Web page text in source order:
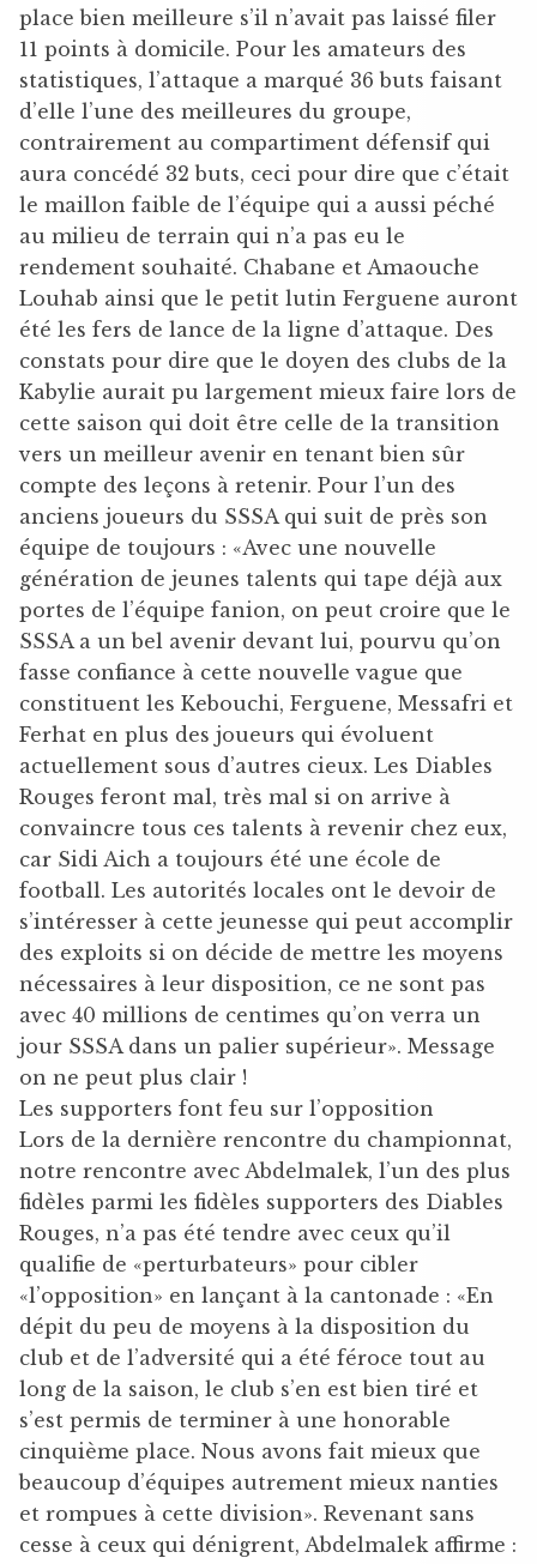
place bien meilleure s’il n’avait pas laissé filer
11 points à domicile. Pour les amateurs des
statistiques, l’attaque a marqué 36 buts faisant
d’elle l’une des meilleures du groupe,
contrairement au compartiment défensif qui
aura concédé 32 buts, ceci pour dire que c’était
le maillon faible de l’équipe qui a aussi péché
au milieu de terrain qui n’a pas eu le
rendement souhaité. Chabane et Amaouche
Louhab ainsi que le petit lutin Ferguene auront
été les fers de lance de la ligne d’attaque. Des
constats pour dire que le doyen des clubs de la
Kabylie aurait pu largement mieux faire lors de
cette saison qui doit être celle de la transition
vers un meilleur avenir en tenant bien sûr
compte des leçons à retenir. Pour l’un des
anciens joueurs du SSSA qui suit de près son
équipe de toujours : «Avec une nouvelle
génération de jeunes talents qui tape déjà aux
portes de l’équipe fanion, on peut croire que le
SSSA a un bel avenir devant lui, pourvu qu’on
fasse confiance à cette nouvelle vague que
constituent les Kebouchi, Ferguene, Messafri et
Ferhat en plus des joueurs qui évoluent
actuellement sous d’autres cieux. Les Diables
Rouges feront mal, très mal si on arrive à
convaincre tous ces talents à revenir chez eux,
car Sidi Aich a toujours été une école de
football. Les autorités locales ont le devoir de
s’intéresser à cette jeunesse qui peut accomplir
des exploits si on décide de mettre les moyens
nécessaires à leur disposition, ce ne sont pas
avec 40 millions de centimes qu’on verra un
jour SSSA dans un palier supérieur». Message
on ne peut plus clair !
Les supporters font feu sur l’opposition
Lors de la dernière rencontre du championnat,
notre rencontre avec Abdelmalek, l’un des plus
fidèles parmi les fidèles supporters des Diables
Rouges, n’a pas été tendre avec ceux qu’il
qualifie de «perturbateurs» pour cibler
«l’opposition» en lançant à la cantonade : «En
dépit du peu de moyens à la disposition du
club et de l’adversité qui a été féroce tout au
long de la saison, le club s’en est bien tiré et
s’est permis de terminer à une honorable
cinquième place. Nous avons fait mieux que
beaucoup d’équipes autrement mieux nanties
et rompues à cette division». Revenant sans
cesse à ceux qui dénigrent, Abdelmalek affirme :